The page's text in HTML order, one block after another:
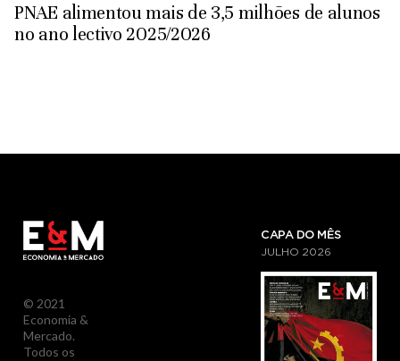
PNAE alimentou mais de 3,5 milhões de alunos
no ano lectivo 2025/2026
© 2021
Economia &
Mercado.
Todos os
CAPA DO MÊS
JULHO 2026